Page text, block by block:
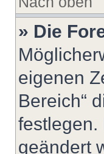
» Die
eigenen
Bereich“
festlegen.
geändert